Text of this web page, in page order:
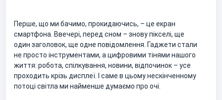
Перше, що ми бачимо, прокидаючись, – це екран
смартфона. Ввечері, перед сном – знову пікселі, ще
один заголовок, ще одне повідомлення. Гаджети стали
не просто інструментами, а цифровими тінями нашого
життя: робота, спілкування, новини, відпочинок – усе
проходить крізь дисплеї. І саме в цьому нескінченному
потоці світла ми найменше думаємо про очі.